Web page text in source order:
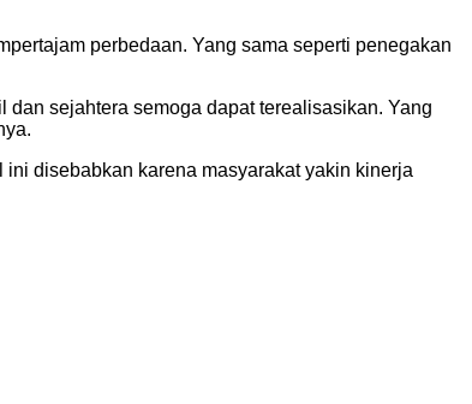
perbedaan. Yang sama seperti penegakan
sejahtera semoga dapat terealisasikan. Yang
disebabkan karena masyarakat yakin kinerja